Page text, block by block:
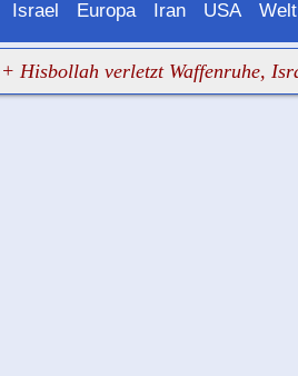
Israel Europa Iran USA Welt
verletzt Waffenruhe, Israel